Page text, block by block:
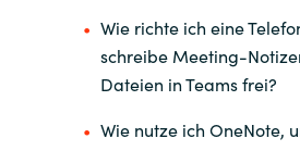
Wie richte ich eine
schreibe Meeting-
Dateien in Teams frei?
Wie nutze ich OneNote,